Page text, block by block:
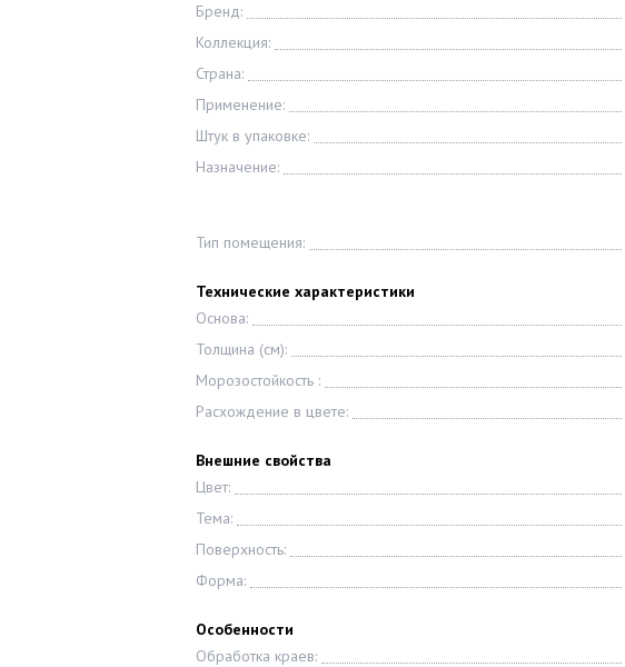
Бренд:
Коллекция:
Страна:
Применение:
Штук в упаковке:
Назначение:
Тип помещения:
Технические характеристики
Основа:
Толщина (см):
Морозостойкость :
Расхождение в цвете:
Внешние свойства
Цвет:
Тема:
Поверхность:
Форма:
Особенности
Обработка краев: